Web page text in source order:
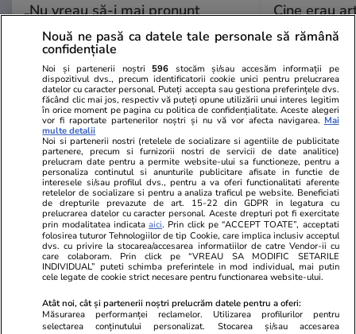
„Nu vreau să-i mai pronunț
numele”. Cristina Pucean, mesaj
cu subînțeles pentru Bogdan de
la Ploiești: „Să-i dea Dumnezeu
după suflet”
Cine erau
prăbușit în
restul
POLITIC
Politică 12 iul.
Calculele lui Ilie Bolojan: câte
poduri și pasaje rutiere s-ar
putea construi în România, dacă
statul nu ar mai risipi banii.
„Cheltuielile sunt la jumătate
faţă de 2024”
Nouă ne pasă ca datele tale personale să rămână
confidențiale
Noi și partenerii noștri 596 stocăm și/sau accesăm informații pe
dispozitivul dvs., precum identificatorii cookie unici pentru prelucrarea
datelor cu caracter personal. Puteți accepta sau gestiona preferințele dvs.
făcând clic mai jos, respectiv vă puteți opune utilizării unui interes legitim
în orice moment pe pagina cu politica de confidențialitate. Aceste alegeri
vor fi raportate partenerilor noștri și nu vă vor afecta navigarea. Mai
multe detalii
Noi si partenerii nostri (retelele de socializare si agentiile de publicitate
partenere, precum si furnizorii nostri de servicii de date analitice)
prelucram date pentru a permite website-ului sa functioneze, pentru a
personaliza continutul si anunturile publicitare afisate in functie de
interesele si/sau profilul dvs., pentru a va oferi functionalitati aferente
retelelor de socializare si pentru a analiza traficul pe website. Beneficiati
de drepturile prevazute de art. 15-22 din GDPR in legatura cu
prelucrarea datelor cu caracter personal. Aceste drepturi pot fi exercitate
prin modalitatea indicataaici. Prin click pe “ACCEPT TOATE”, acceptati
folosirea tuturor Tehnologiilor de tip Cookie, care implica inclusiv acceptul
dvs. cu privire la stocarea/accesarea informatiilor de catre Vendor-ii cu
care colaboram. Prin click pe “VREAU SA MODIFIC SETARILE
INDIVIDUAL” puteti schimba preferintele in mod individual, mai putin
cele legate de cookie strict necesare pentru functionarea website-ului.
Atât noi, cât și partenerii noștri prelucrăm datele pentru a oferi:
Măsurarea performanței reclamelor. Utilizarea profilurilor pentru
selectarea conținutului personalizat. Stocarea și/sau accesarea